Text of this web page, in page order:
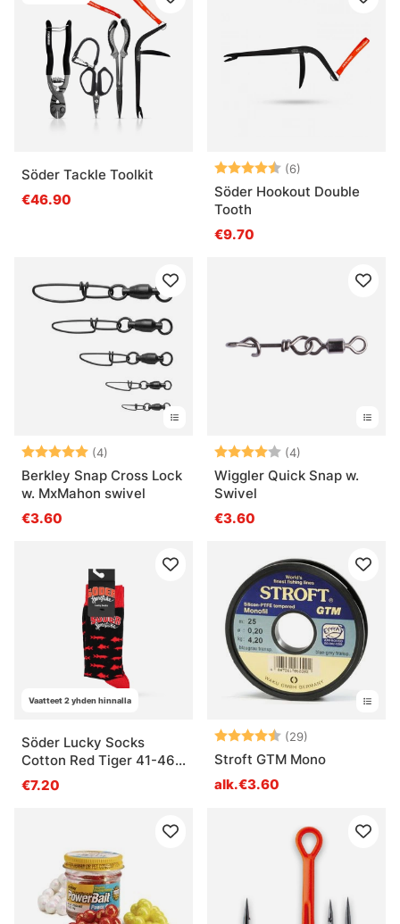
Söder Tackle Toolkit
€46.90
Arvio: (6)
Söder Hookout Double
Tooth
€9.70
Arvio: (4)
5.0 5:sta tähdestä
Berkley Snap Cross Lock
w. MxMahon swivel
€3.60
Arvio: (4)
Wiggler Quick Snap w.
Swivel
€3.60
Vaatteet 2 yhden hinnalla
Söder Lucky Socks
Cotton Red Tiger 41-46
1-pack
€7.20
Arvio: (29)
Stroft GTM Mono
alk.€3.60